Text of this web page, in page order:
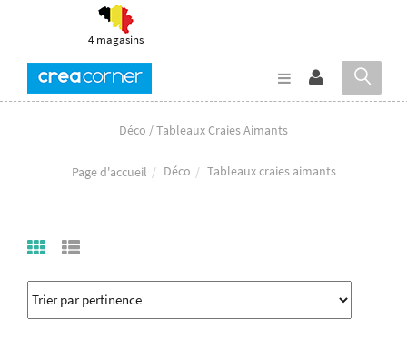
4 magasins
Déco / Tableaux Craies Aimants
Page d'accueil Déco Tableaux craies aimants